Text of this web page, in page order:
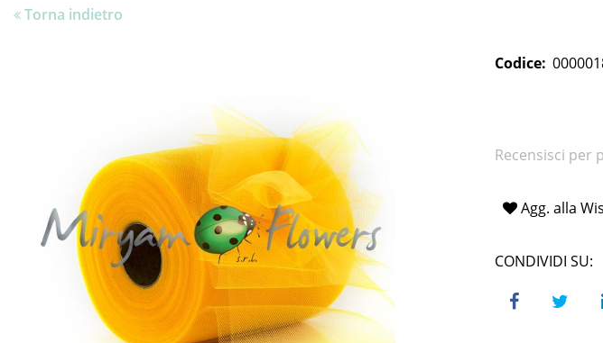
Torna indietro
Codice:
Recensisci per
Agg. alla
CONDIVIDI SU: